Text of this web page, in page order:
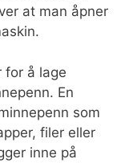
at man åpner
for å lage
En
som
filer eller
inne på